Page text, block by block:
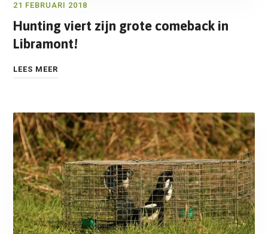
21 FEBRUARI 2018
Hunting viert zijn grote comeback in
Libramont!
LEES MEER